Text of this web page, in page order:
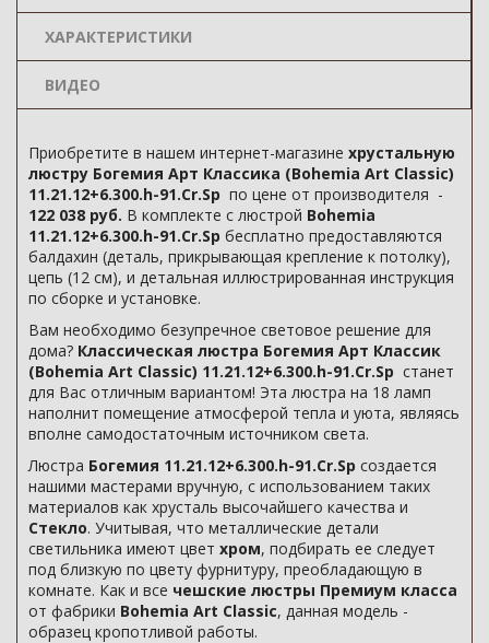
ХАРАКТЕРИСТИКИ
ВИДЕО
Приобретите в нашем интернет-магазине хрустальную
люстру Богемия Арт Классика (Bohemia Art Classic)
11.21.12+6.300.h-91.Cr.Sp по цене от производителя -
122 038 руб. В комплекте с люстрой Bohemia
11.21.12+6.300.h-91.Cr.Sp бесплатно предоставляются
балдахин (деталь, прикрывающая крепление к потолку),
цепь (12 см), и детальная иллюстрированная инструкция
по сборке и установке.
Вам необходимо безупречное световое решение для
дома? Классическая люстра Богемия Арт Классик
(Bohemia Art Classic) 11.21.12+6.300.h-91.Cr.Sp станет
для Вас отличным вариантом! Эта люстра на 18 ламп
наполнит помещение атмосферой тепла и уюта, являясь
вполне самодостаточным источником света.
Люстра Богемия 11.21.12+6.300.h-91.Cr.Sp создается
нашими мастерами вручную, с использованием таких
материалов как хрусталь высочайшего качества и
Стекло. Учитывая, что металлические детали
светильника имеют цвет хром, подбирать ее следует
под близкую по цвету фурнитуру, преобладающую в
комнате. Как и все чешские люстры Премиум класса
от фабрики Bohemia Art Classic, данная модель -
образец кропотливой работы.